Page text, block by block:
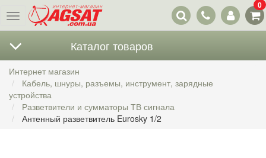
Меню
Наши
контакты
0
Каталог товаров
Интернет магазин
Кабель, шнуры, разъемы, инструмент, зарядные
устройства
Разветвители и сумматоры ТВ сигнала
Антенный разветвитель Eurosky 1/2